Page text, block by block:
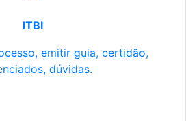
ITBI
emitir guia, certidão,
dúvidas.